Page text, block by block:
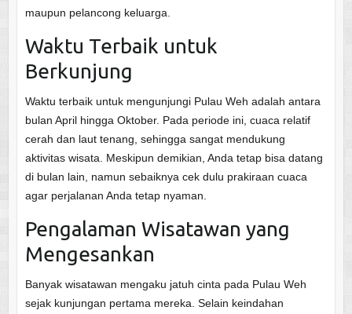
maupun pelancong keluarga.
Waktu Terbaik untuk
Berkunjung
Waktu terbaik untuk mengunjungi Pulau Weh adalah antara
bulan April hingga Oktober. Pada periode ini, cuaca relatif
cerah dan laut tenang, sehingga sangat mendukung
aktivitas wisata. Meskipun demikian, Anda tetap bisa datang
di bulan lain, namun sebaiknya cek dulu prakiraan cuaca
agar perjalanan Anda tetap nyaman.
Pengalaman Wisatawan yang
Mengesankan
Banyak wisatawan mengaku jatuh cinta pada Pulau Weh
sejak kunjungan pertama mereka. Selain keindahan